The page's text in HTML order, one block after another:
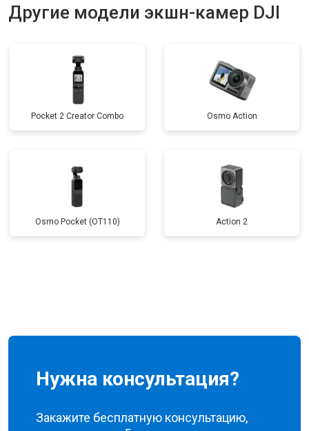
Другие модели экшн-камер DJI
Pocket 2 Creator Combo Osmo Action
Osmo Pocket (OT110) Action 2
Нужна консультация?
Закажите бесплатную консультацию,